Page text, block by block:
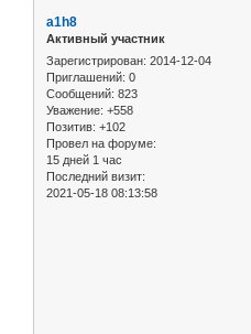
a1h8
Активный участник
Зарегистрирован: 2014-12-04
Приглашений: 0
Сообщений: 823
Уважение: +558
Позитив: +102
Провел на форуме:
15 дней 1 час
Последний визит:
2021-05-18 08:13:58